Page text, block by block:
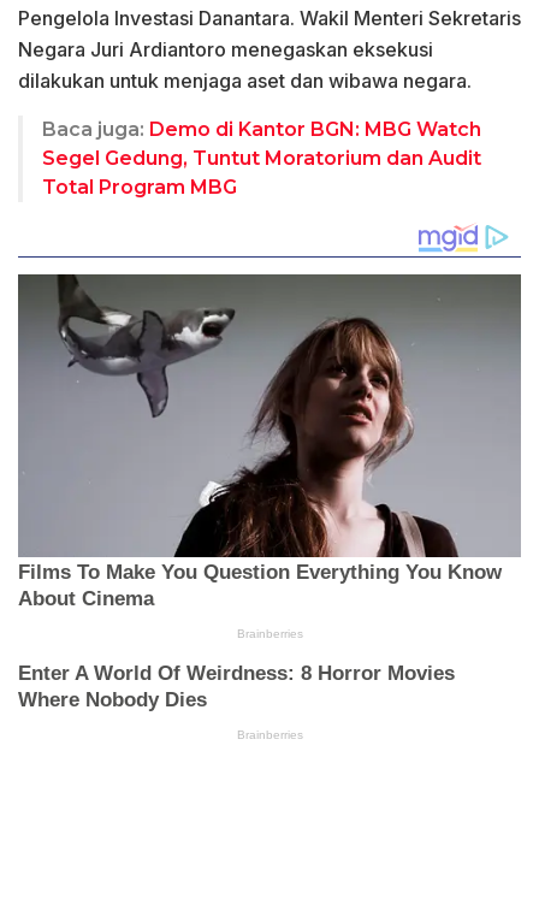
Pengelola Investasi Danantara. Wakil Menteri Sekretaris
Negara Juri Ardiantoro menegaskan eksekusi
dilakukan untuk menjaga aset dan wibawa negara.
Baca juga: Demo di Kantor BGN: MBG Watch
Segel Gedung, Tuntut Moratorium dan Audit
Total Program MBG